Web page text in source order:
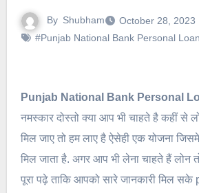
By Shubham
October 28, 2023
#Punjab National Bank Personal
Punjab National Bank Personal
नमस्कार दोस्तो क्या आप भी चाहते है कहीं से
मिल जाए तो हम लाए है ऐसेही एक योजना
मिल जाता है. अगर आप भी लेना चाहते हैं लोन
पूरा पढ़े ताकि आपको सारे जानकारी मिल